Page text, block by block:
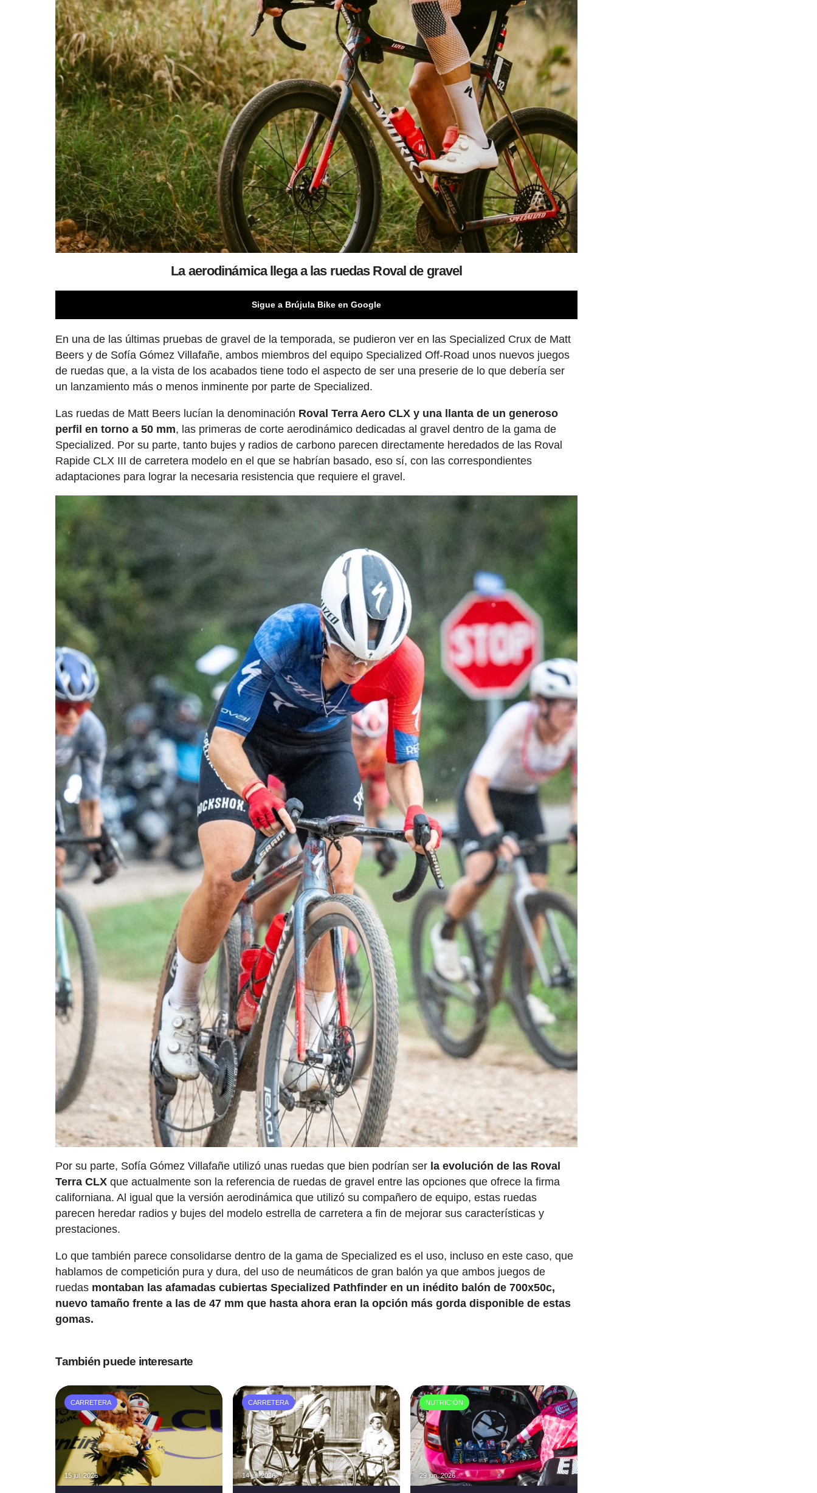
La aerodinámica llega a las ruedas Roval de gravel
Sigue a Brújula Bike en Google
En una de las últimas pruebas de gravel de la temporada, se pudieron ver en las Specialized Crux de Matt
Beers y de Sofía Gómez Villafañe, ambos miembros del equipo Specialized Off-Road unos nuevos juegos
de ruedas que, a la vista de los acabados tiene todo el aspecto de ser una preserie de lo que debería ser
un lanzamiento más o menos inminente por parte de Specialized.
Las ruedas de Matt Beers lucían la denominación Roval Terra Aero CLX y una llanta de un generoso
perfil en torno a 50 mm, las primeras de corte aerodinámico dedicadas al gravel dentro de la gama de
Specialized. Por su parte, tanto bujes y radios de carbono parecen directamente heredados de las Roval
Rapide CLX III de carretera modelo en el que se habrían basado, eso sí, con las correspondientes
adaptaciones para lograr la necesaria resistencia que requiere el gravel.
Por su parte, Sofía Gómez Villafañe utilizó unas ruedas que bien podrían ser la evolución de las Roval
Terra CLX que actualmente son la referencia de ruedas de gravel entre las opciones que ofrece la firma
californiana. Al igual que la versión aerodinámica que utilizó su compañero de equipo, estas ruedas
parecen heredar radios y bujes del modelo estrella de carretera a fin de mejorar sus características y
prestaciones.
Lo que también parece consolidarse dentro de la gama de Specialized es el uso, incluso en este caso, que
hablamos de competición pura y dura, del uso de neumáticos de gran balón ya que ambos juegos de
ruedas montaban las afamadas cubiertas Specialized Pathfinder en un inédito balón de 700x50c,
nuevo tamaño frente a las de 47 mm que hasta ahora eran la opción más gorda disponible de estas
gomas.
También puede interesarte
CARRETERA
15 jul. 2026
CARRETERA
14 jul. 2026
NUTRICIÓN
29 jun. 2026